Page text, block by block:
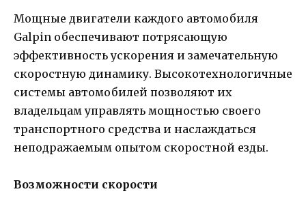
Мощные двигатели каждого автомобиля
Galpin обеспечивают потрясающую
эффективность ускорения и замечательную
скоростную динамику. Высокотехнологичные
системы автомобилей позволяют их
владельцам управлять мощностью своего
транспортного средства и наслаждаться
неподражаемым опытом скоростной езды.
Возможности скорости